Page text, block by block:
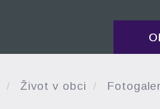
Život v obci